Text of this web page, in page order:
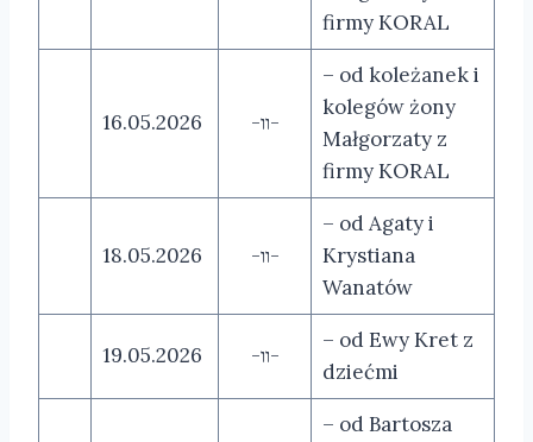
firmy KORAL
16.05.2026 -װ-
– od koleżanek i
kolegów żony
Małgorzaty z
firmy KORAL
18.05.2026 -װ-
– od Agaty i
Krystiana
Wanatów
19.05.2026 -װ-
– od Ewy Kret z
dziećmi
– od Bartosza